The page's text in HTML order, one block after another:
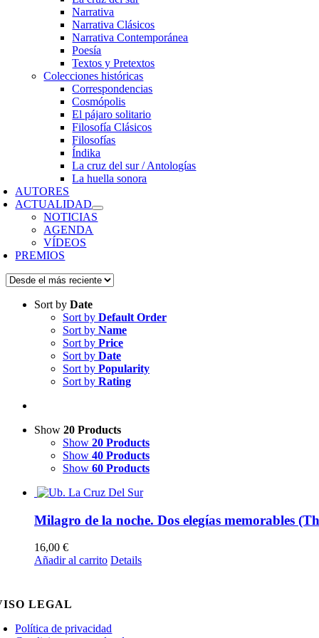
Narrativa
Narrativa Clásicos
Narrativa Contemporánea
Poesía
Textos y Pretextos
Colecciones históricas
Correspondencias
Cosmópolis
El pájaro solitario
Filosofía Clásicos
Filosofías
Índika
La cruz del sur / Antologías
La huella sonora
AUTORES
ACTUALIDAD
NOTICIAS
AGENDA
VÍDEOS
PREMIOS
Sort by Date
Sort by Default Order
Sort by Name
Sort by Price
Sort by Date
Sort by Popularity
Sort by Rating
Show 20 Products
Show 20 Products
Show 40 Products
Show 60 Products
Milagro de la noche. Dos elegías memorables
16,00 €
Añadir al carrito Details
LEGAL
Política de privacidad